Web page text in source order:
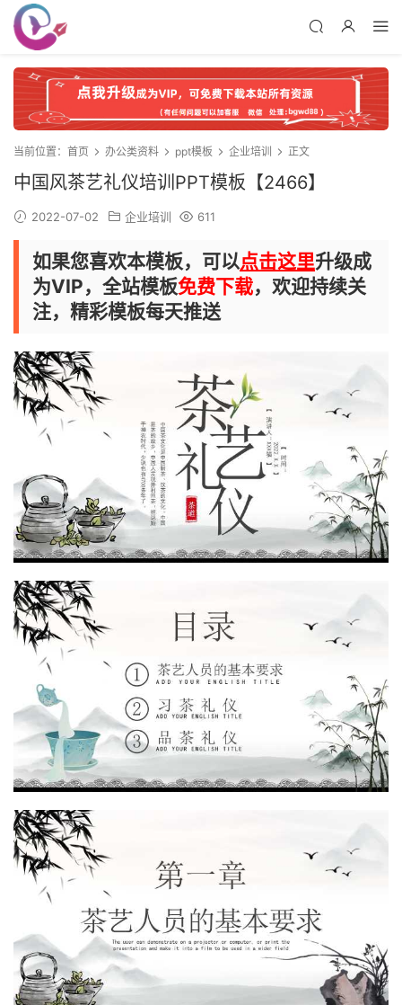
当前位置： 首页 办公类资料 ppt模板 企业培训 正文
中国风茶艺礼仪培训PPT模板【2466】
2022-07-02 企业培训 611
如果您喜欢本模板，可以点击这里升级成
为VIP，全站模板免费下载，欢迎持续关
注，精彩模板每天推送